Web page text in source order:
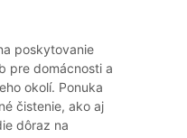
poskytovanie
pre domácnosti a
okolí. Ponuka
čistenie, ako aj
dôraz na